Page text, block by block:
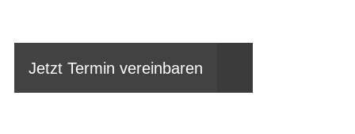
Jetzt Termin vereinbaren